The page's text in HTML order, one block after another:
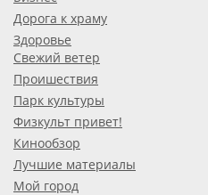
Дорога к храму
Здоровье
Свежий ветер
Проишествия
Парк культуры
Физкульт привет!
Кинообзор
Лучшие материалы
Мой город